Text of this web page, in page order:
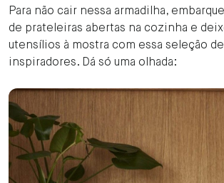
Para não cair nessa armadilha,
de prateleiras abertas na cozinha e
utensílios à mostra com essa seleção
inspiradores. Dá só uma olhada: